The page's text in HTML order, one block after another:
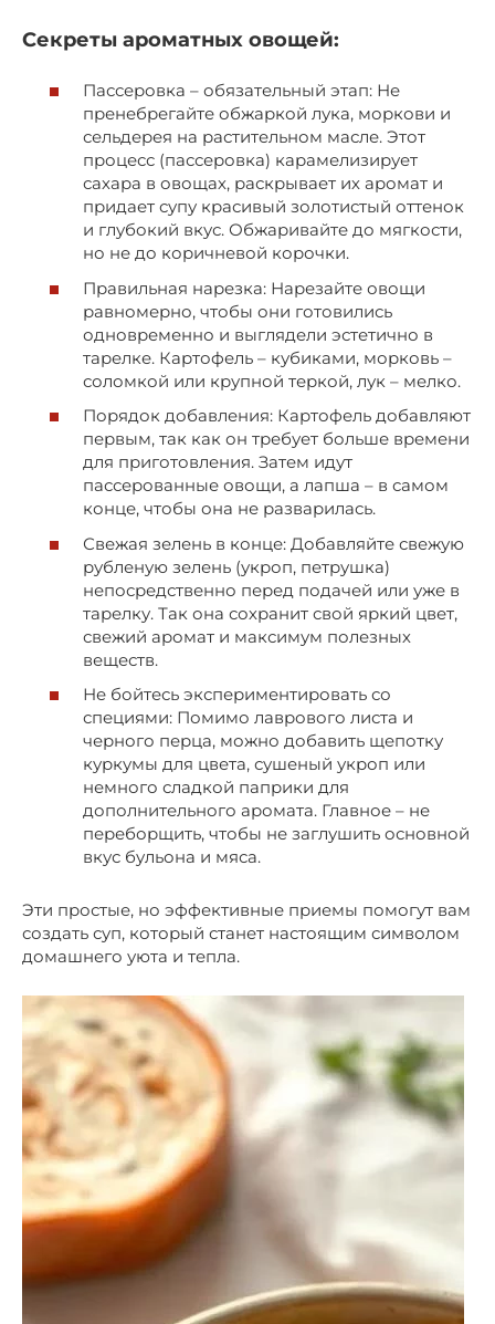
Секреты ароматных овощей:
Пассеровка – обязательный этап: Не
пренебрегайте обжаркой лука, моркови и
сельдерея на растительном масле. Этот
процесс (пассеровка) карамелизирует
сахара в овощах, раскрывает их аромат и
придает супу красивый золотистый оттенок
и глубокий вкус. Обжаривайте до мягкости,
но не до коричневой корочки.
Правильная нарезка: Нарезайте овощи
равномерно, чтобы они готовились
одновременно и выглядели эстетично в
тарелке. Картофель – кубиками, морковь –
соломкой или крупной теркой, лук – мелко.
Порядок добавления: Картофель добавляют
первым, так как он требует больше времени
для приготовления. Затем идут
пассерованные овощи, а лапша – в самом
конце, чтобы она не разварилась.
Свежая зелень в конце: Добавляйте свежую
рубленую зелень (укроп, петрушка)
непосредственно перед подачей или уже в
тарелку. Так она сохранит свой яркий цвет,
свежий аромат и максимум полезных
веществ.
Не бойтесь экспериментировать со
специями: Помимо лаврового листа и
черного перца, можно добавить щепотку
куркумы для цвета, сушеный укроп или
немного сладкой паприки для
дополнительного аромата. Главное – не
переборщить, чтобы не заглушить основной
вкус бульона и мяса.
Эти простые, но эффективные приемы помогут вам
создать суп, который станет настоящим символом
домашнего уюта и тепла.